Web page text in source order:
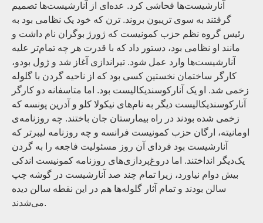
آنارشیست‌ها فحاشی کرد. عده‌ای از آنارشیست‌ها تصمیم
گرفتند به سوی تریبون بروند. ترن که خود یک نظامی بود به
رئیس گروه نظم حزب کمونیست که ژورژ بوگران نام داشت و
مانند او نظامی بود، دستور داد که با قدرت هر چه تمام‌تر علیه
آنارشیست‌ها وارد عمل شود. تیراندازی آغاز شد و ژول بودو،
کارگر ساختمان نخستین کسی بود که از ناحیه گردن با گلوله
زخمی شد. او یک آنارکوسندیکالیست بود. اما متاسفانه دو کارگر
آنارکوسندیکالیست دیگر به نام‌های نیکولا کلو و آدرین پونسه که
زخمی شده بودند در راه بیمارستان جان باختند. چه روزنامه‌ی
اومانیته، ارگان حزب کمونیست فرانسه و چه روزنامه لیبرتر که
آنارشیست بود فردای آن روز مسئولیت فاجعه را به گردن
یک‌دیگر انداختند. اما دروغ‌پردازی‌های روزنامه کمونیست اندکی
بیش دوام نیاورد، زیرا تمام چند صد آنارشیست در گوشه چپ
سالن بودند و تمام آثار گلوله‌ها هم در این نقطه سالن دیده
می‌شدند.